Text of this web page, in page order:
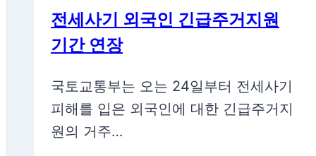
전세사기 외국인 긴급주거지원
기간 연장
국토교통부는 오는 24일부터 전세사기
피해를 입은 외국인에 대한 긴급주거지
원의 거주…